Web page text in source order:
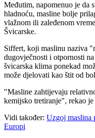
Međutim, napomenuo je da
hladnoću, masline bolje
vlažnom ili zaleđenom
Švicarske.
Siffert, koji maslinu naziva
dugovječnosti i otpornosti
švicarska klima ponekad
može djelovati kao štit od
"Masline zahtijevaju
kemijsko tretiranje", rekao
Vidi također: Uzgoj maslina
Europi